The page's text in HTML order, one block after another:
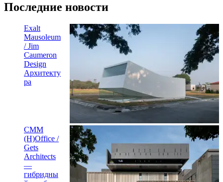
Последние новости
Exalt
Mausoleum
/ Jim
Caumeron
Design
Архитекту
ра
CMM
(H)Office /
Gets
Architects
—
гибридны